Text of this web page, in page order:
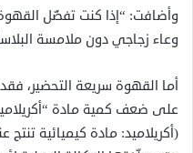
وأضافت: “إذا كنت تفضّل
وعاء زجاجي دون ملامسة
أما القهوة سريعة التحضير،
على ضعف كمية مادة
(أكريلاميد: مادة كيميائية تنتج